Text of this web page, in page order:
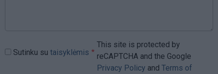
Sutinku su taisyklėmis
This site is protected by
reCAPTCHA and the Google
Privacy Policy and Terms of